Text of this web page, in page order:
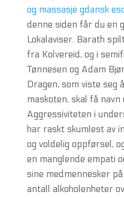
og massasje gdansk
denne siden får du en
Lokalaviser. Barath
fra Kolvereid, og i
Tønnesen og Adam
Dragen, som viste seg
maskoten, skal få navn
Aggressiviteten i
har raskt skumlest av
og voldelig oppførsel,
en manglende empati
sine medmennesker
antall alkoholenheter